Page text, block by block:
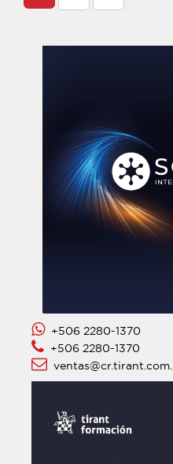
+506 2280-1370
+506 2280-1370
ventas@cr.tirant.com.